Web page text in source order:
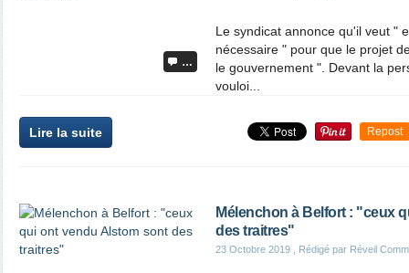
…
Le syndicat annonce qu'il veut "
nécessaire " pour que le projet
le gouvernement ". Devant la
vouloi...
Lire la suite Repost
Mélenchon à Belfort : "ceux
des traitres"
23 Octobre 2019 , Rédigé par Réveil